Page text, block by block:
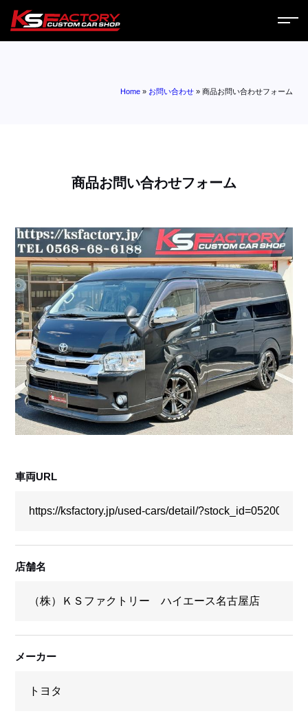
営業日
お問い合わせ
採用情報
店舗問い合わせ
Home » お問い合わせ »商品お問い合わせフォーム
商品お問い合わせフォーム
車両URL
店舗名
メーカー